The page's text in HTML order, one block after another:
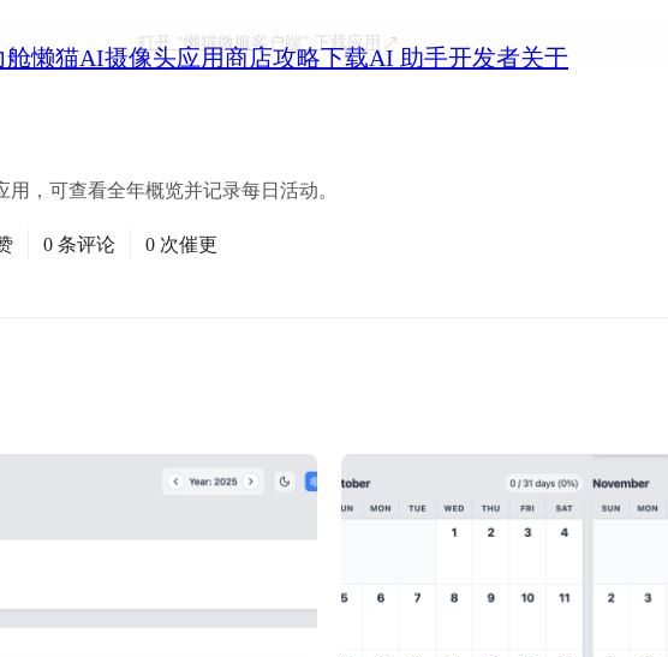
舱懒猫AI摄像头应用商店攻略下载AI 助手开发者关于
打开 “懒猫微服客户端”下载应用
，可查看全年概览并记录每日活动。
0 条评论 0 次催更